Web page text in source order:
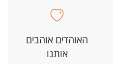
האוהדים אוהבים
אותנו